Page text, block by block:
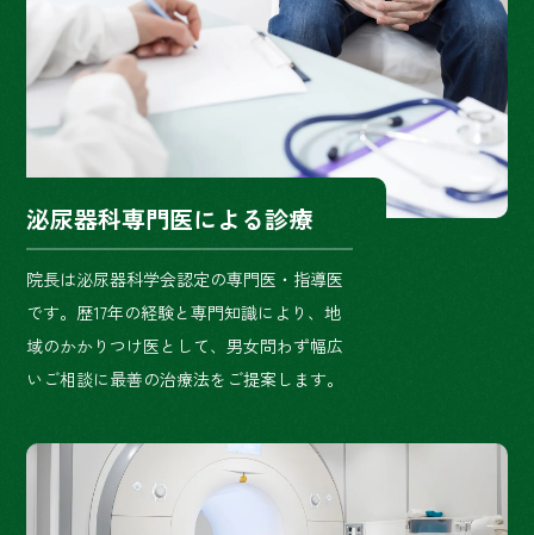
泌尿器科専門医による診療
院長は泌尿器科学会認定の専門医・指導医
です。歴17年の経験と専門知識により、地
域のかかりつけ医として、男女問わず幅広
いご相談に最善の治療法をご提案します。